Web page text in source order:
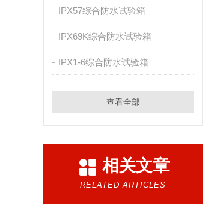
IPX57综合防水试验箱
IPX69K综合防水试验箱
IPX1-6综合防水试验箱
查看全部
相关文章
RELATED ARTICLES